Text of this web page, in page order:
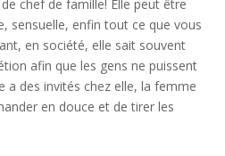
chef de famille! Elle peut être
sensuelle, enfin tout ce que vous
en société, elle sait souvent
afin que les gens ne puissent
a des invités chez elle, la femme
en douce et de tirer les